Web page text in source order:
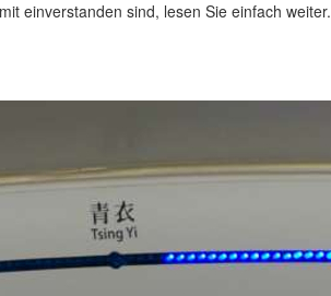
einverstanden sind, lesen Sie einfach weiter.